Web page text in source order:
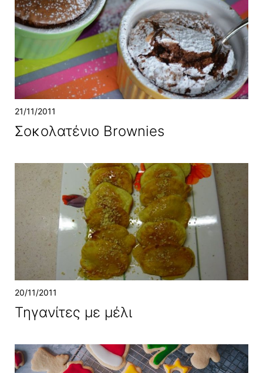
21/11/2011
Σοκολατένιο Brownies
20/11/2011
Τηγανίτες με μέλι